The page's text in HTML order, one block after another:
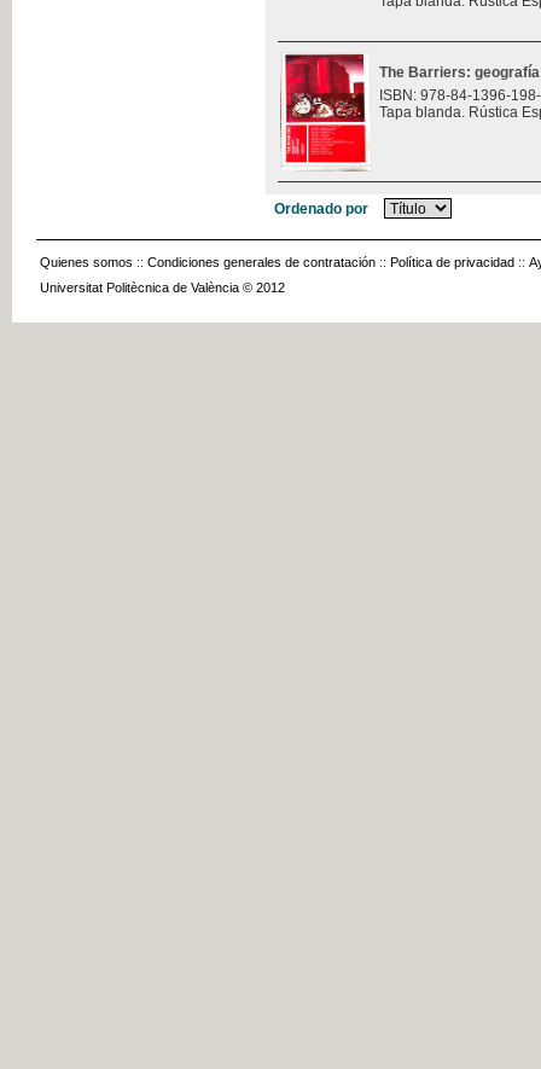
The Barriers:
ISBN: 978-84-1396-
Tapa blanda. Rústica
Ordenado por
Quienes somos :: Condiciones generales de contratación :: Política de privacidad ::
Universitat Politècnica de València © 2012